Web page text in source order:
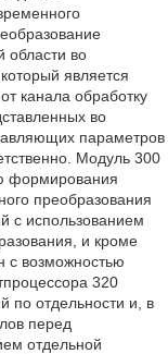
области во
является
канала обработку
во
параметров
Модуль 300
формирования
преобразования
с использованием
и кроме
с возможностью
320
по отдельности и, в
перед
отдельной